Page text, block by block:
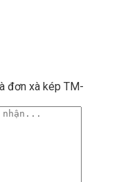
đơn xà kép TM-